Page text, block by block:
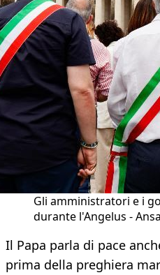
Gli amministratori e i
durante l'Angelus - Ansa
Il Papa parla di pace
prima della preghiera